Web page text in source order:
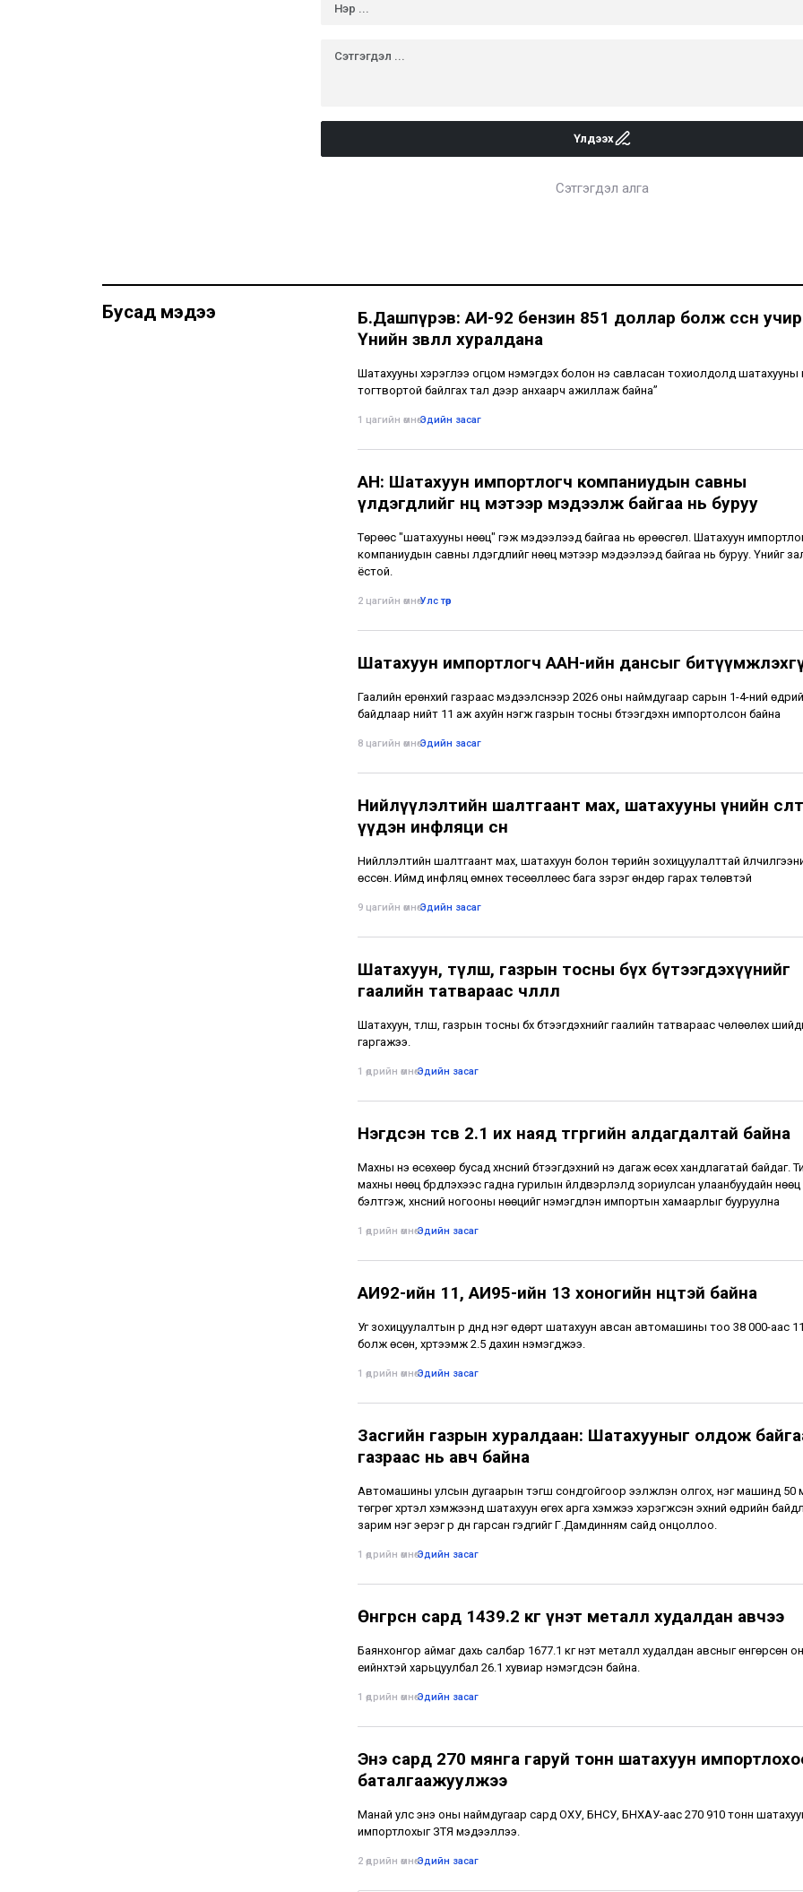
Үлдээх
Сэтгэгдэл алга
Бусад мэдээ
Б.Дашпүрэв: АИ-92 бензин 851 доллар болж өссөн учир
Үнийн зөвлөл хуралдана
Шатахууны хэрэглээ огцом нэмэгдэх болон үнэ савласан тохиолдолд шатахууны
тогтвортой байлгах тал дээр анхаарч ажиллаж байна”
1 цагийн өмнө•Эдийн засаг
АН: Шатахуун импортлогч компаниудын савны
үлдэгдлийг нөөц мэтээр мэдээлж байгаа нь буруу
Төрөөс "шатахууны нөөц" гэж мэдээлээд байгаа нь өрөөсгөл. Шатахуун
компаниудын савны үлдэгдлийг нөөц мэтээр мэдээлээд байгаа нь буруу. Үүнийг
ёстой.
2 цагийн өмнө•Улс төр
Шатахуун импортлогч ААН-ийн дансыг
Гаалийн ерөнхий газраас мэдээлснээр 2026 оны наймдугаар сарын 1-4-ний
байдлаар нийт 11 аж ахуйн нэгж газрын тосны бүтээгдэхүүн импортолсон байна
8 цагийн өмнө•Эдийн засаг
Нийлүүлэлтийн шалтгаант мах, шатахууны үнийн
үүдэн инфляци өснө
Нийлүүлэлтийн шалтгаант мах, шатахуун болон төрийн зохицуулалттай
өссөн. Иймд инфляц өмнөх төсөөллөөс бага зэрэг өндөр гарах төлөвтэй
9 цагийн өмнө•Эдийн засаг
Шатахуун, түлш, газрын тосны бүх бүтээгдэхүүнийг
гаалийн татвараас чөлөөллөө
Шатахуун, түлш, газрын тосны бүх бүтээгдэхүүнийг гаалийн татвараас чөлөөлөх
гаргажээ.
1 өдрийн өмнө•Эдийн засаг
Нэгдсэн төсөв 2.1 их наяд төгрөгийн алдагдалтай байна
Махны үнэ өсөхөөр бусад хүнсний бүтээгдэхүүний үнэ дагаж өсөх хандлагатай байдаг.
махны нөөц бүрдүүлэхээс гадна гурилын үйлдвэрлэлд зориулсан улаанбуудайн нөөц
бэлтгэж, хүнсний ногооны нөөцийг нэмэгдүүлэн импортын хамаарлыг бууруулна
1 өдрийн өмнө•Эдийн засаг
АИ92-ийн 11, АИ95-ийн 13 хоногийн нөөцтэй байна
Уг зохицуулалтын үр дүнд нэг өдөрт шатахуун авсан автомашины тоо 38 000-аас
болж өсөн, хүртээмж 2.5 дахин нэмэгджээ.
1 өдрийн өмнө•Эдийн засаг
Засгийн газрын хуралдаан: Шатахууныг олдож
газраас нь авч байна
Автомашины улсын дугаарын тэгш сондгойгоор ээлжлэн олгох, нэг машинд 50
төгрөг хүртэл хэмжээнд шатахуун өгөх арга хэмжээ хэрэгжсэн эхний өдрийн
зарим нэг эерэг үр дүн гарсан гэдгийг Г.Дамдинням сайд онцоллоо.
1 өдрийн өмнө•Эдийн засаг
Өнгөрсөн сард 1439.2 кг үнэт металл худалдан авчээ
Баянхонгор аймаг дахь салбар 1677.1 кг үнэт металл худалдан авсныг өнгөрсөн
үеийнхтэй харьцуулбал 26.1 хувиар нэмэгдсэн байна.
1 өдрийн өмнө•Эдийн засаг
Энэ сард 270 мянга гаруй тонн шатахуун
баталгаажуулжээ
Манай улс энэ оны наймдугаар сард ОХУ, БНСУ, БНХАУ-аас 270 910 тонн
импортлохыг ЗТЯ мэдээллээ.
2 өдрийн өмнө•Эдийн засаг